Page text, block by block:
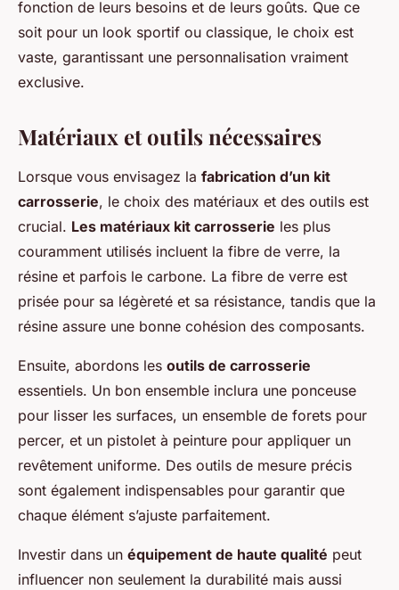
fonction de leurs besoins et de leurs goûts. Que ce
soit pour un look sportif ou classique, le choix est
vaste, garantissant une personnalisation vraiment
exclusive.
Matériaux et outils nécessaires
Lorsque vous envisagez la fabrication d’un kit
carrosserie, le choix des matériaux et des outils est
crucial. Les matériaux kit carrosserie les plus
couramment utilisés incluent la fibre de verre, la
résine et parfois le carbone. La fibre de verre est
prisée pour sa légèreté et sa résistance, tandis que la
résine assure une bonne cohésion des composants.
Ensuite, abordons les outils de carrosserie
essentiels. Un bon ensemble inclura une ponceuse
pour lisser les surfaces, un ensemble de forets pour
percer, et un pistolet à peinture pour appliquer un
revêtement uniforme. Des outils de mesure précis
sont également indispensables pour garantir que
chaque élément s’ajuste parfaitement.
Investir dans un équipement de haute qualité peut
influencer non seulement la durabilité mais aussi